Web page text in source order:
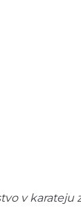
v karateju